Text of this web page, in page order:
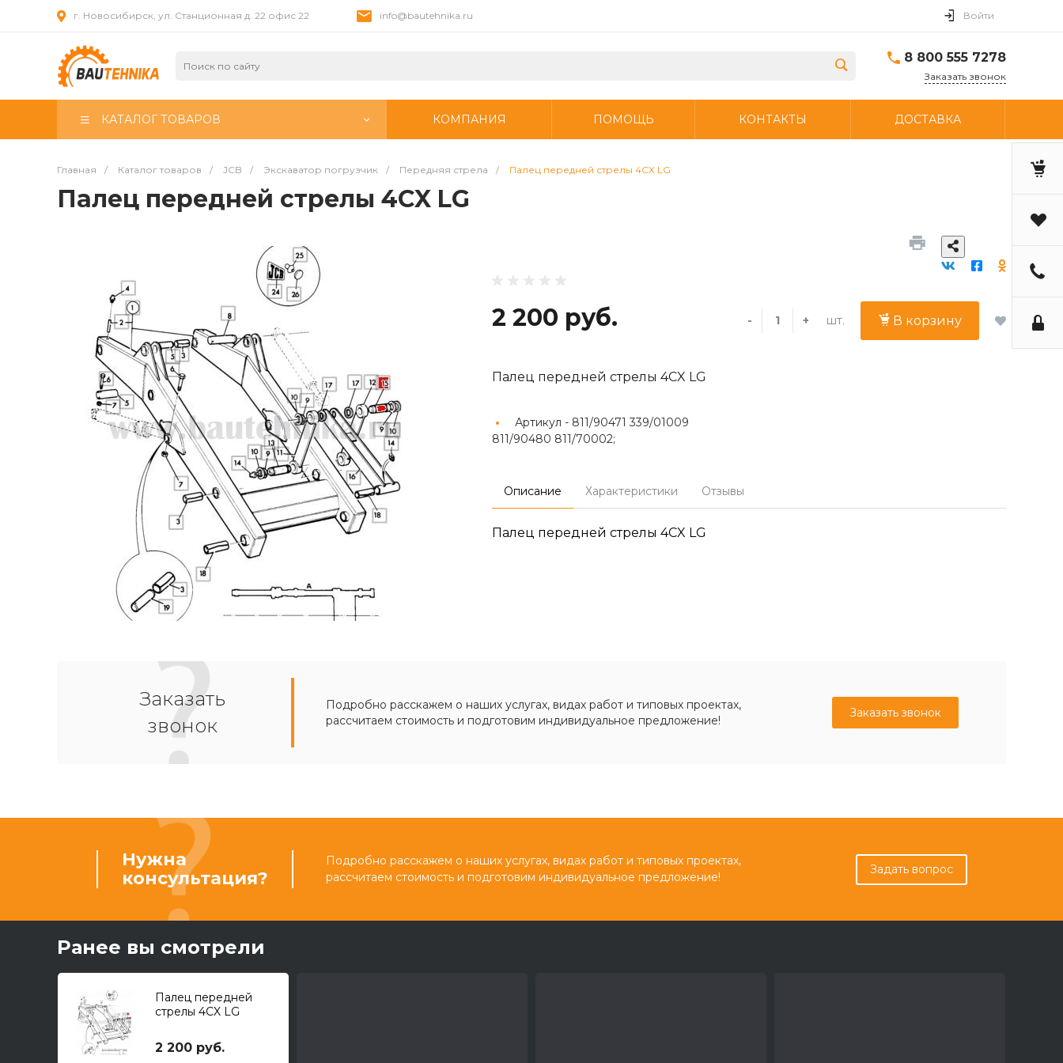
г. Новосибирск, ул. Станционная д. 22 офис 22 info@bautehnika.ru Войти
8 800 555 7278
Заказать звонок
КАТАЛОГ ТОВАРОВ КОМПАНИЯ ПОМОЩЬ КОНТАКТЫ ДОСТАВКА
Главная / Каталог товаров / JCB / Экскаватор погрузчик / Передняя стрела / Палец передней стрелы 4CX LG
Палец передней стрелы 4CX LG
2 200 руб. - + шт. В корзину
Палец передней стрелы 4CX LG
Артикул - 811/90471 339/01009
811/90480 811/70002;
Описание Характеристики Отзывы
Палец передней стрелы 4CX LG
Заказать
звонок
Подробно расскажем о наших услугах, видах работ и типовых проектах,
рассчитаем стоимость и подготовим индивидуальное предложение!
Заказать звонок
Нужна
консультация?
Подробно расскажем о наших услугах, видах работ и типовых проектах,
рассчитаем стоимость и подготовим индивидуальное предложение!
Задать вопрос
Ранее вы смотрели
Палец передней
стрелы 4CX LG
2 200 руб.